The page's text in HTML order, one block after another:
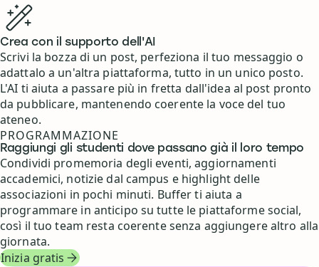
Crea con il supporto dell'AI
Scrivi la bozza di un post, perfeziona il tuo messaggio o
adattalo a un'altra piattaforma, tutto in un unico posto.
L'AI ti aiuta a passare più in fretta dall'idea al post pronto
da pubblicare, mantenendo coerente la voce del tuo
ateneo.
PROGRAMMAZIONE
Raggiungi gli studenti dove passano già il loro tempo
Condividi promemoria degli eventi, aggiornamenti
accademici, notizie dal campus e highlight delle
associazioni in pochi minuti. Buffer ti aiuta a
programmare in anticipo su tutte le piattaforme social,
così il tuo team resta coerente senza aggiungere altro alla
giornata.
Inizia gratis